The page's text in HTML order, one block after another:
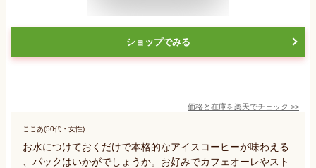
ショップでみる
価格と在庫を楽天でチェック >>
ここあ(50代・女性)
お水につけておくだけで本格的なアイスコーヒーが味わえる
、パックはいかがでしょうか。お好みでカフェオーレやスト